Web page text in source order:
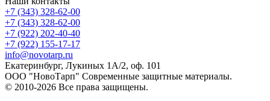
+7 (343) 328-62-00
+7 (343) 328-62-00
+7 (922) 202-40-40
+7 (922) 155-17-17
info@novotarp.ru
Екатеринбург, Лукиных 1А/2, оф. 101
ООО "НовоТарп" Современные защитные материалы.
© 2010-2026 Все права защищены.